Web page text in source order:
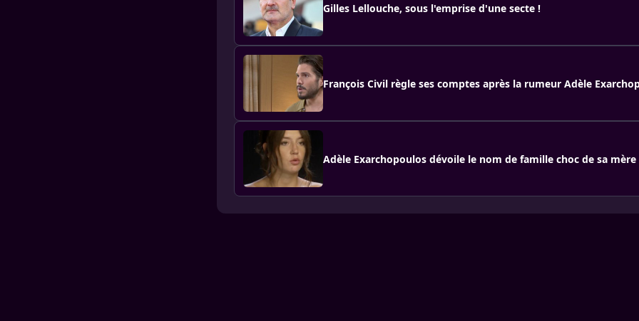
Gilles Lellouche, sous l'emprise d'une secte !
François Civil règle ses comptes après la rumeur Adèle
Adèle Exarchopoulos dévoile le nom de famille choc de sa mère